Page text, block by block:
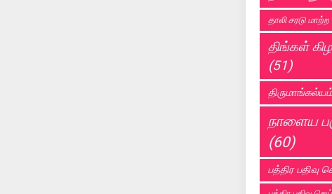
தாலி சரடு மாற்ற
திங்கள்
(51)
நாளைய
(60)
பத்திர பதிவு